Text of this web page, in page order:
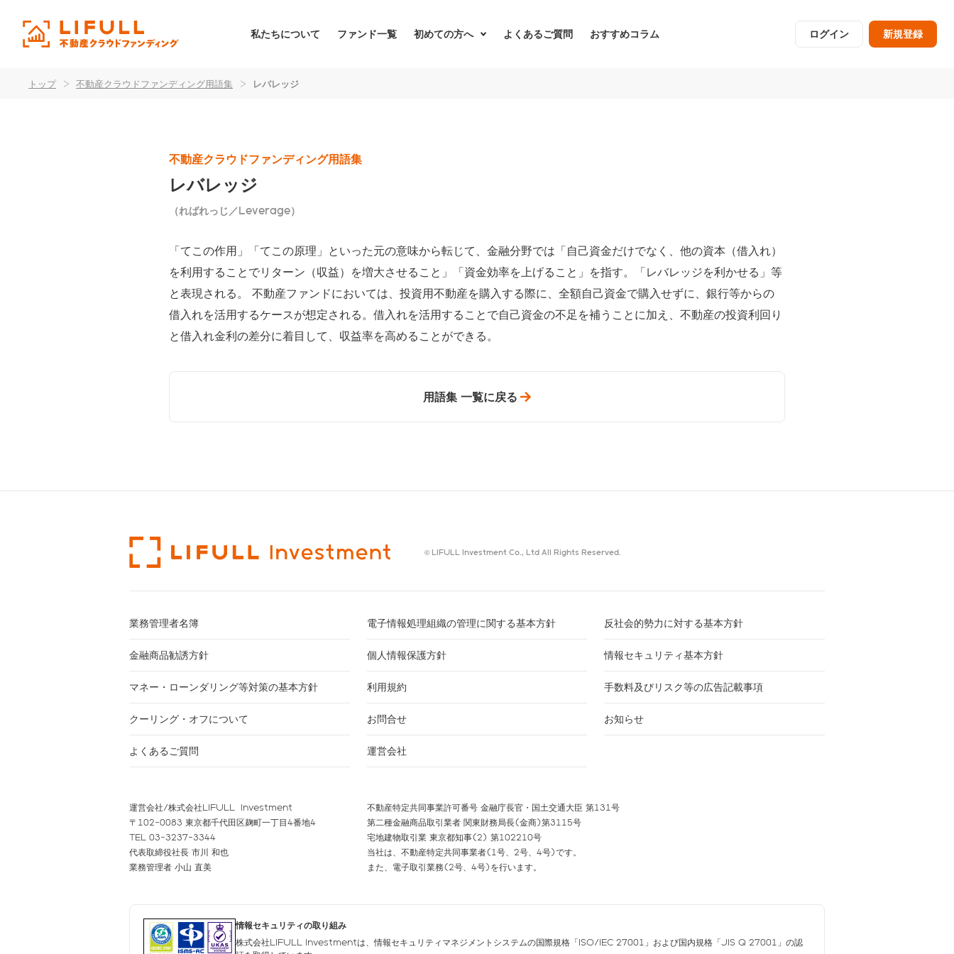
私たちについて ファンド一覧 初めての方へ よくあるご質問 おすすめコラム ログイン 新規登録
トップ > 不動産クラウドファンディング用語集 > レバレッジ
不動産クラウドファンディング用語集
レバレッジ
（ればれっじ／Leverage）
「てこの作用」「てこの原理」といった元の意味から転じて、金融分野では「自己資金だけでなく、他の資本（借入れ）
を利用することでリターン（収益）を増大させること」「資金効率を上げること」を指す。「レバレッジを利かせる」等
と表現される。 不動産ファンドにおいては、投資用不動産を購入する際に、全額自己資金で購入せずに、銀行等からの
借入れを活用するケースが想定される。借入れを活用することで自己資金の不足を補うことに加え、不動産の投資利回り
と借入れ金利の差分に着目して、収益率を高めることができる。
用語集 一覧に戻る
© LIFULL Investment Co., Ltd All Rights Reserved.
業務管理者名簿 電子情報処理組織の管理に関する基本方針 反社会的勢力に対する基本方針
金融商品勧誘方針 個人情報保護方針 情報セキュリティ基本方針
マネー・ローンダリング等対策の基本方針 利用規約 手数料及びリスク等の広告記載事項
クーリング・オフについて お問合せ お知らせ
よくあるご質問 運営会社
運営会社/株式会社LIFULL Investment
〒102-0083 東京都千代田区麹町一丁目4番地4
TEL 03-3237-3344
代表取締役社長 市川 和也
業務管理者 小山 直美
不動産特定共同事業許可番号 金融庁長官・国土交通大臣 第131号
第二種金融商品取引業者 関東財務局長(金商)第3115号
宅地建物取引業 東京都知事(2) 第102210号
当社は、不動産特定共同事業者(1号、2号、4号)です。
また、電子取引業務(2号、4号)を行います。
情報セキュリティの取り組み
株式会社LIFULL Investmentは、情報セキュリティマネジメントシステムの国際規格「ISO/IEC 27001」および国内規格「JIS Q 27001」の認